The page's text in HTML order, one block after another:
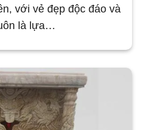
với vẻ đẹp độc đáo và
là lựa…